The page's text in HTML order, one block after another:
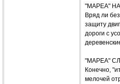
"МАРЕА"
Вряд ли
защиту
дороги с
"МАРЕА"
Конечно,
мелочей